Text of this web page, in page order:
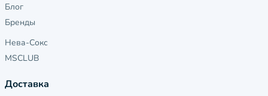
Блог
Бренды
Нева-Сокс
MSCLUB
Доставка